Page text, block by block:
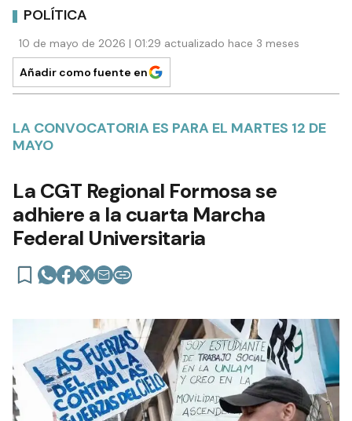
POLÍTICA
10 de mayo de 2026 | 01:29 actualizado hace 3 meses
Añadir como fuente en
LA CONVOCATORIA ES PARA EL MARTES 12 DE
MAYO
La CGT Regional Formosa se
adhiere a la cuarta Marcha
Federal Universitaria